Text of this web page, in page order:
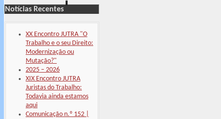
Notícias Recentes
XX Encontro JUTRA "O
Trabalho e o seu Direito:
Modernização ou
Mutação?"
2025 – 2026
XIX Encontro JUTRA
Juristas do Trabalho:
Todavia ainda estamos
aqui
Comunicação n.º 152 |